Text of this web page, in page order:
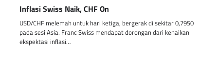
Inflasi Swiss Naik, CHF On
USD/CHF melemah untuk hari ketiga, bergerak di sekitar 0,7950
pada sesi Asia. Franc Swiss mendapat dorongan dari kenaikan
ekspektasi inflasi…